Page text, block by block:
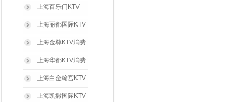
上海百乐门KTV
上海丽都国际KTV
上海金尊KTV消费
上海华都KTV消费
上海白金翰宫KTV
上海凯撒国际KTV